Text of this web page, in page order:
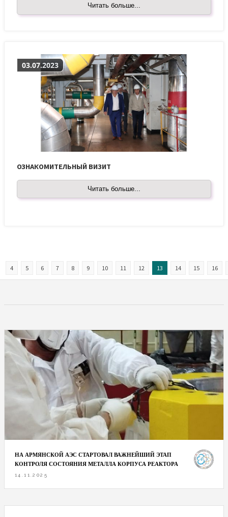
Читать больше...
03.07.2023
ОЗНАКОМИТЕЛЬНЫЙ ВИЗИТ
Читать больше...
4 5 6 7 8 9 10 11 12 13 14 15 16
НА АРМЯНСКОЙ АЭС СТАРТОВАЛ ВАЖНЕЙШИЙ ЭТАП
КОНТРОЛЯ СОСТОЯНИЯ МЕТАЛЛА КОРПУСА РЕАКТОРА
14.11.2025